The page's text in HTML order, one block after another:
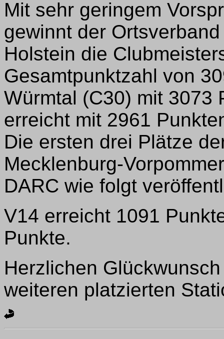
Mit sehr geringem
gewinnt der
Holstein die
Gesamtpunktzahl von
Würmtal (C30) mit 3073
erreicht mit 2961
Die ersten drei Plätze
Mecklenburg-
DARC wie folgt
V14 erreicht 1091
Punkte.
Herzlichen
weiteren platzierten